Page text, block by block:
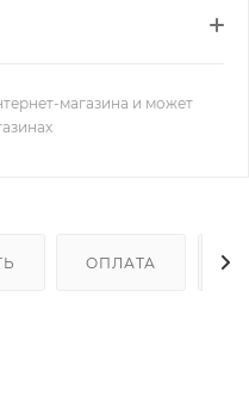
магазина и может
ОПЛАТА